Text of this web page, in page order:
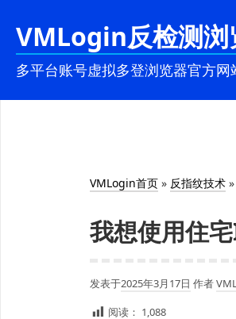
VMLogin反检测浏
多平台账号虚拟多登浏览器官方网
VMLogin首页 » 反指纹技术 »
我想使用住
发表于2025年3月17日 作者
阅读： 1,088